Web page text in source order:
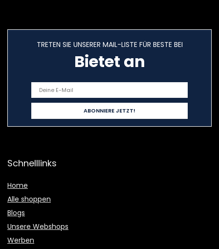
TRETEN SIE UNSERER MAIL-LISTE FÜR BESTE BEI
Bietet an
Schnelllinks
Home
Alle shoppen
Blogs
Unsere Webshops
Werben